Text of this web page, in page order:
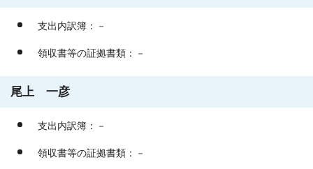
支出内訳簿：－
領収書等の証拠書類：－
尾上 一彦
支出内訳簿：－
領収書等の証拠書類：－